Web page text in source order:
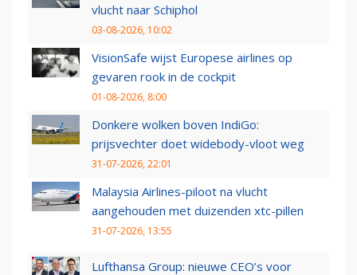
vlucht naar Schiphol
03-08-2026, 10:02
VisionSafe wijst Europese airlines op
gevaren rook in de cockpit
01-08-2026, 8:00
Donkere wolken boven IndiGo:
prijsvechter doet widebody-vloot weg
31-07-2026, 22:01
Malaysia Airlines-piloot na vlucht
aangehouden met duizenden xtc-pillen
31-07-2026, 13:55
Lufthansa Group: nieuwe CEO’s voor